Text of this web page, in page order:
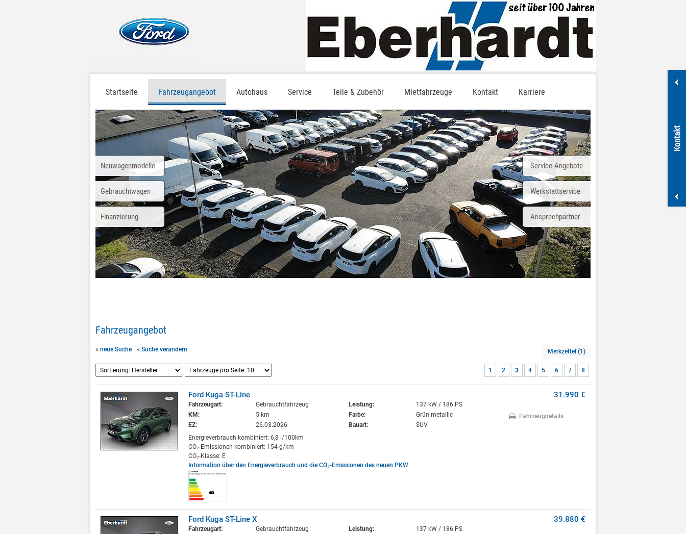
Startseite Fahrzeugangebot Autohaus Service Teile & Zubehör Mietfahrzeuge Kontakt Karriere
Neuwagenmodelle
Gebrauchtwagen
Finanzierung
Service-Angebote
Werkstattservice
Ansprechpartner
Fahrzeugangebot
« neue Suche « Suche verändern Merkzettel (1)
1 2 3 4 5 6 7 8
Ford Kuga ST-Line
Fahrzeugart:
Gebrauchtfahrzeug
KM:
5 km
EZ:
26.03.2026
Leistung:
137 kW / 186 PS
Farbe:
Grün metallic
Bauart:
SUV
Energieverbrauch kombiniert: 6,8 l/100km
CO₂-Emissionen kombiniert: 154 g/km
CO₂-Klasse: E
Information über den Energieverbrauch und die CO₂-Emissionen des neuen PKW
31.990 €
Fahrzeugdetails
Ford Kuga ST-Line X
Fahrzeugart:
Gebrauchtfahrzeug
Leistung:
137 kW / 186 PS
39.880 €